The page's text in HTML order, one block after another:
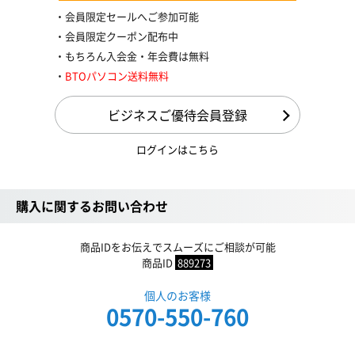
会員限定セールへご参加可能
会員限定クーポン配布中
もちろん入会金・年会費は無料
BTOパソコン送料無料
ビジネスご優待会員登録
ログインはこちら
購入に関するお問い合わせ
商品IDをお伝えでスムーズにご相談が可能
商品ID 889273
個人のお客様
0570-550-760